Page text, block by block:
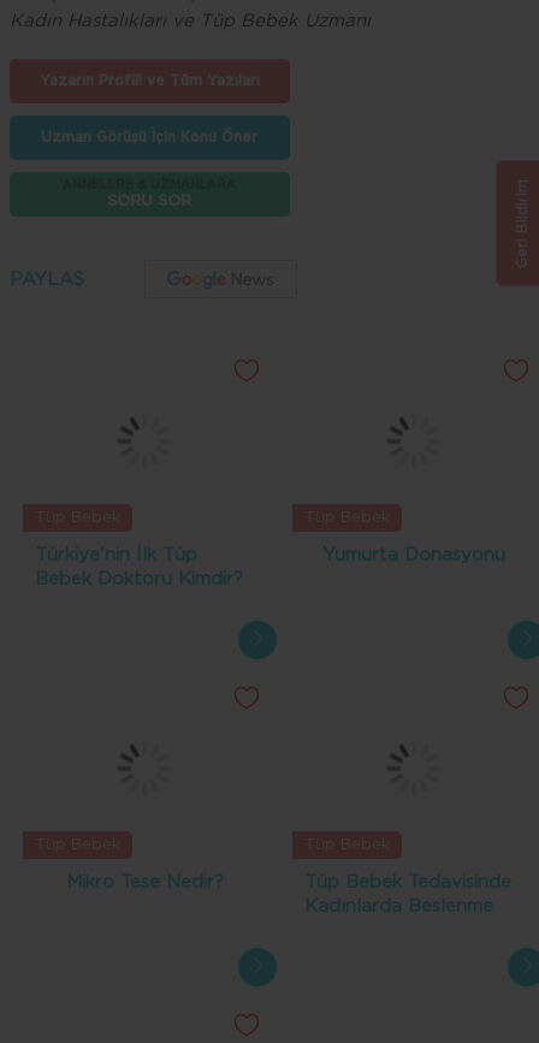
Kadın Hastalıkları ve Tüp Bebek Uzmanı
Uzman Görüşü İçin Konu Öner
SORU SOR
PAYLAŞ
Türkiye'nin İlk Tüp
Bebek Doktoru Kimdir?
Yumurta Donasyonu
Mikro Tese Nedir?
Tüp Bebek Tedavisinde
Kadınlarda Beslenme